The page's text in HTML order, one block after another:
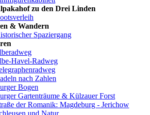
zu den Drei Linden
& Wandern
Spaziergang
Havel-Radweg
nach Zahlen
Bogen
Gartenträume & Külzauer Forst
der Romanik: Magdeburg - Jerichow
und Natur